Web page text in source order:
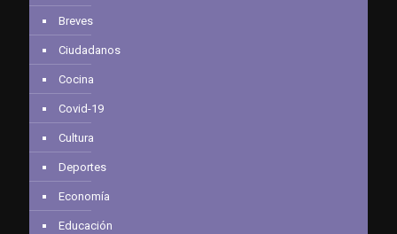
Breves
Ciudadanos
Cocina
Covid-19
Cultura
Deportes
Economía
Educación